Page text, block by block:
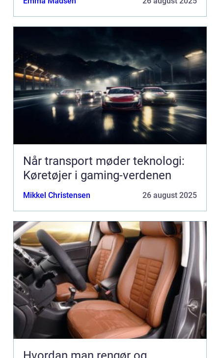
Når transport møder teknologi:
Køretøjer i gaming-verdenen
Mikkel Christensen 26 august 2025